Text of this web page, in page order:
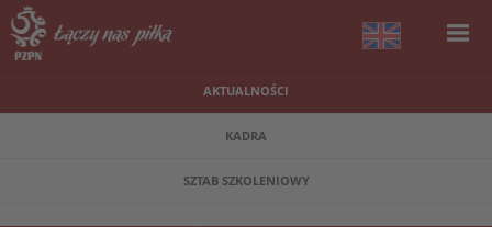
AKTUALNOŚCI
KADRA
SZTAB SZKOLENIOWY